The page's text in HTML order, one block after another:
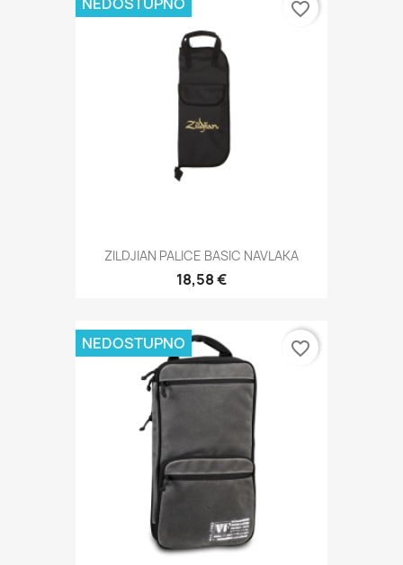
ZILDJIAN PALICE BASIC NAVLAKA
18,58 €
favorite_border
NEDOSTUPNO favorite_border